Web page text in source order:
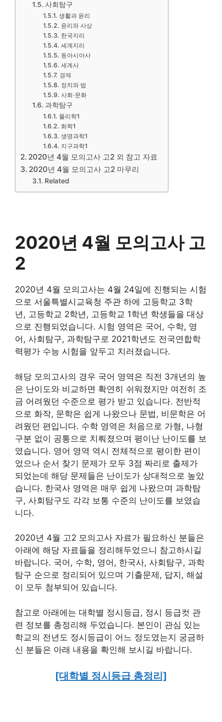
사회탐구
생활과 윤리
윤리와 사상
한국지리
세계지리
동아시아사
세계사
경제
정치와 법
사회·문화
과학탐구
물리학1
화학1
생명과학1
지구과학1
2020년 4월 모의고사 고2 외 참고 자료
2020년 4월 모의고사 고2 마무리
Related
2020년 4월 모의고사 고
2
2020년 4월 모의고사는 4월 24일에 진행되는 시험
으로 서울특별시교육청 주관 하에 고등학교 3학
년, 고등학교 2학년, 고등학교 1학년 학생들을 대상
으로 진행되었습니다. 시험 영역은 국어, 수학, 영
어, 사회탐구, 과학탐구로 2021학년도 전국연합학
력평가 수능 시험을 앞두고 치러졌습니다.
해당 모의고사의 경우 국어 영역은 직전 3개년의 높
은 난이도와 비교하면 확연히 쉬워졌지만 여전히 조
금 어려웠던 수준으로 평가 받고 있습니다. 전반적
으로 화작, 문학은 쉽게 나왔으나 문법, 비문학은 어
려웠던 편입니다. 수학 영역은 처음으로 가형, 나형
구분 없이 공통으로 치뤄졌으며 평이난 난이도를 보
였습니다. 영어 영역 역시 전체적으로 평이한 편이
었으나 순서 찾기 문제가 모두 3점 짜리로 출제가
되었는데 해당 문제들은 난이도가 상대적으로 높았
습니다. 한국사 영역은 매우 쉽게 나왔으며 과학탐
구, 사회탐구도 각각 보통 수준의 난이도를 보였습
니다.
2020년 4월 고2 모의고사 자료가 필요하신 분들은
아래에 해당 자료들을 정리해두었으니 참고하시길
바랍니다. 국어, 수학, 영어, 한국사, 사회탐구, 과학
탐구 순으로 정리되어 있으며 기출문제, 답지, 해설
이 모두 첨부되어 있습니다.
참고로 아래에는 대학별 정시등급, 정시 등급컷 관
련 정보를 총정리해 두었습니다. 본인이 관심 있는
학교의 전년도 정시등급이 어느 정도였는지 궁금하
신 분들은 아래 내용을 확인해 보시길 바랍니다.
[대학별 정시등급 총정리]